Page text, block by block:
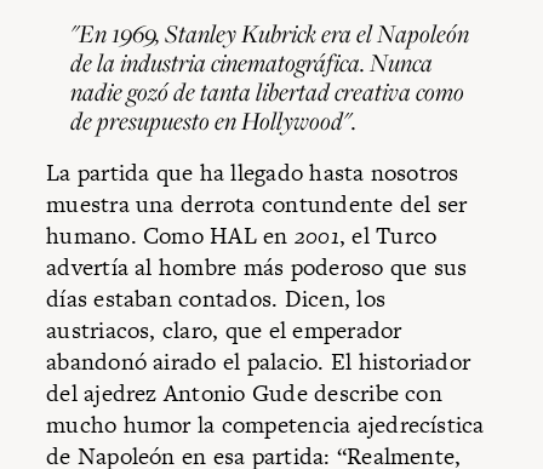
"En 1969, Stanley Kubrick era el Napoleón
de la industria cinematográfica. Nunca
nadie gozó de tanta libertad creativa como
de presupuesto en Hollywood".
La partida que ha llegado hasta nosotros
muestra una derrota contundente del ser
humano. Como HAL en 2001, el Turco
advertía al hombre más poderoso que sus
días estaban contados. Dicen, los
austriacos, claro, que el emperador
abandonó airado el palacio. El historiador
del ajedrez Antonio Gude describe con
mucho humor la competencia ajedrecística
de Napoleón en esa partida: “Realmente,